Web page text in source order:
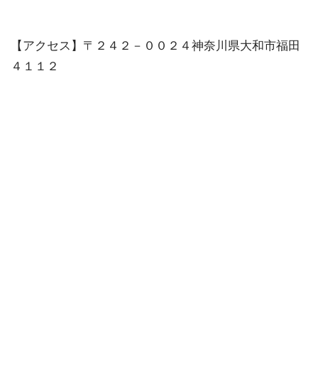
【アクセス】〒２４２－００２４神奈川県大和市福田
４１１２